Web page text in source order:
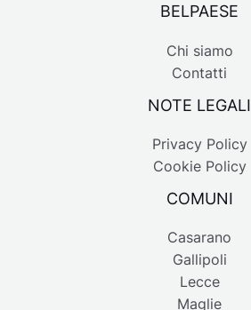
BELPAESE
Chi siamo
Contatti
NOTE LEGALI
Privacy Policy
Cookie Policy
COMUNI
Casarano
Gallipoli
Lecce
Maglie